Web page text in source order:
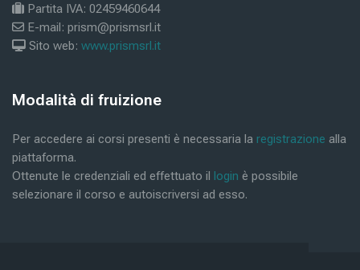
Partita IVA: 02459460644
E-mail: prism@prismsrl.it
Sito web: www.prismsrl.it
Blocchi
Salta Modalità di fruizione
Modalità di fruizione
Per accedere ai corsi presenti è necessaria la registrazione alla
piattaforma.
Ottenute le credenziali ed effettuato il login è possibile
selezionare il corso e autoiscriversi ad esso.